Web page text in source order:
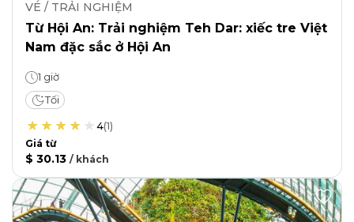
VÉ / TRẢI NGHIỆM
Từ Hội An: Trải nghiệm Teh Dar: xiếc tre Việt
Nam đặc sắc ở Hội An
1 giờ
Tối
4(1)
Giá từ
$ 30.13 / khách